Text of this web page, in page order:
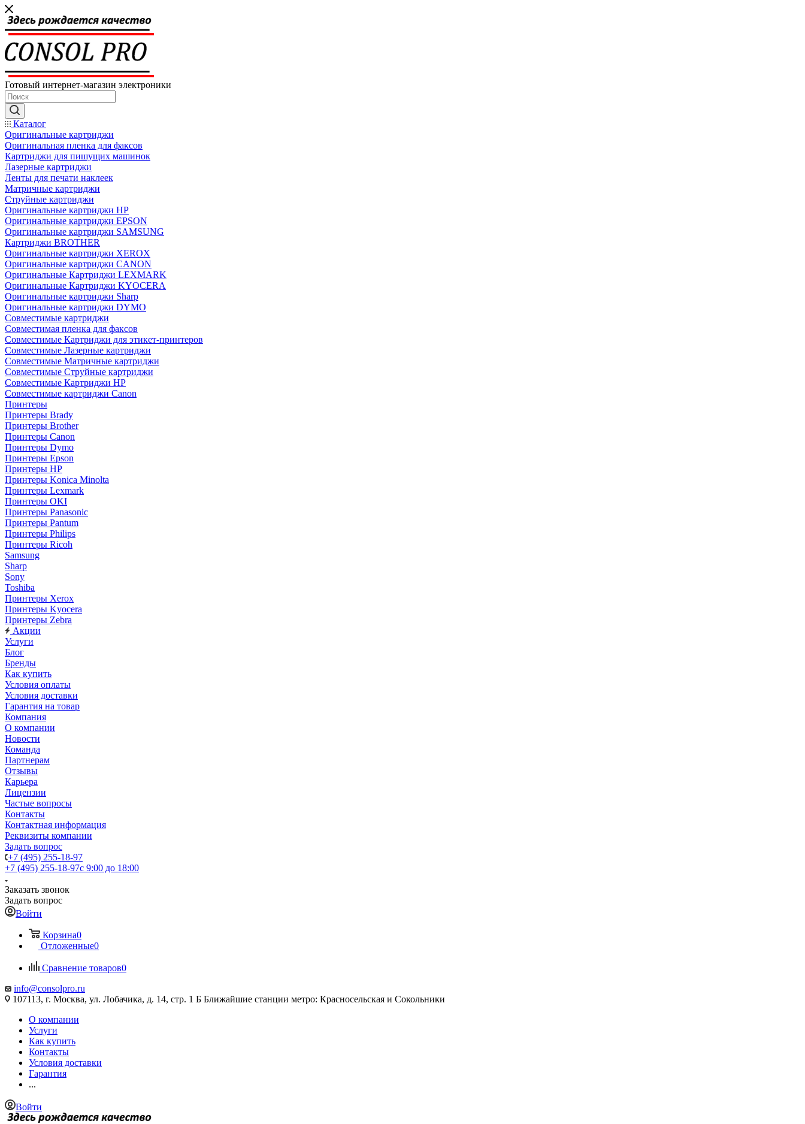
Готовый интернет-магазин электроники
Каталог
Оригинальные картриджи
Оригинальная пленка для факсов
Картриджи для пишущих машинок
Лазерные картриджи
Ленты для печати наклеек
Матричные картриджи
Струйные картриджи
Оригинальные картриджи HP
Оригинальные картриджи EPSON
Оригинальные картриджи SAMSUNG
Картриджи BROTHER
Оригинальные картриджи XEROX
Оригинальные картриджи CANON
Оригинальные Картриджи LEXMARK
Оригинальные Картриджи KYOCERA
Оригинальные картриджи Sharp
Оригинальные картриджи DYMO
Совместимые картриджи
Совместимая пленка для факсов
Совместимые Картриджи для этикет-принтеров
Совместимые Лазерные картриджи
Совместимые Матричные картриджи
Совместимые Струйные картриджи
Совместимые Картриджи HP
Совместимые картриджи Canon
Принтеры
Принтеры Brady
Принтеры Brother
Принтеры Canon
Принтеры Dymo
Принтеры Epson
Принтеры HP
Принтеры Konica Minolta
Принтеры Lexmark
Принтеры OKI
Принтеры Panasonic
Принтеры Pantum
Принтеры Philips
Принтеры Ricoh
Samsung
Sharp
Sony
Toshiba
Принтеры Xerox
Принтеры Kyocera
Принтеры Zebra
Акции
Услуги
Блог
Бренды
Как купить
Условия оплаты
Условия доставки
Гарантия на товар
Компания
О компании
Новости
Команда
Партнерам
Отзывы
Карьера
Лицензии
Частые вопросы
Контакты
Контактная информация
Реквизиты компании
Задать вопрос
+7 (495) 255-18-97
+7 (495) 255-18-97с 9:00 до 18:00
Заказать звонок
Задать вопрос
Войти
Корзина0
Отложенные0
Сравнение товаров0
info@consolpro.ru
107113, г. Москва, ул. Лобачика, д. 14, стр. 1 Б Ближайшие станции метро: Красносельская и Сокольники
О компании
Услуги
Как купить
Контакты
Условия доставки
Гарантия
...
Войти